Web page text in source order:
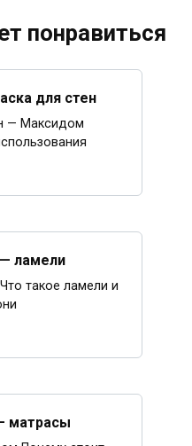
понравиться
для стен
— Максидом
ламели
такое ламели и
матрасы